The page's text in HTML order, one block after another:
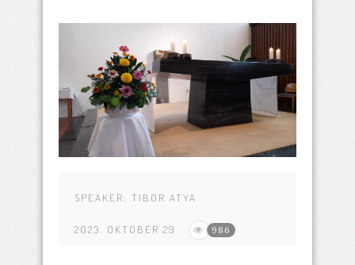
SPEAKER: TIBOR ATYA
2023. OKTOBER 29 986